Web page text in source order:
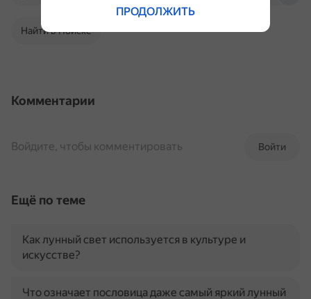
Найти в Поиске
Комментарии
Войти
Войдите, чтобы комментировать
Ещё по теме
Как лунный свет используется в культуре и
искусстве?
Что означает пословица даже самый яркий лунный
ПРОДОЛЖИТЬ